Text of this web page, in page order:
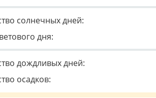
солнечных дней:
дня:
дождливых дней:
осадков: